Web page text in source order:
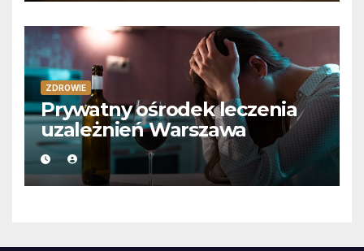
ZDROWIE
Prywatny ośrodek leczenia
uzależnień Warszawa